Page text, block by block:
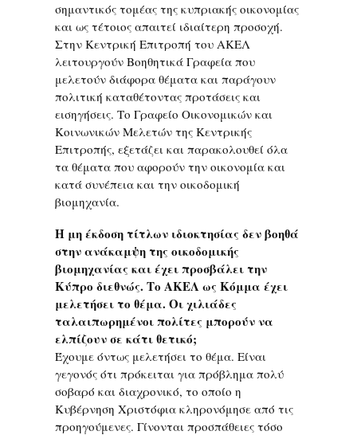
σημαντικός τομέας της κυπριακής οικονομίας
και ως τέτοιος απαιτεί ιδιαίτερη προσοχή.
Στην Κεντρική Επιτροπή του ΑΚΕΛ
λειτουργούν Βοηθητικά Γραφεία που
μελετούν διάφορα θέματα και παράγουν
πολιτική καταθέτοντας προτάσεις και
εισηγήσεις. Το Γραφείο Οικονομικών και
Κοινωνικών Μελετών της Κεντρικής
Επιτροπής, εξετάζει και παρακολουθεί όλα
τα θέματα που αφορούν την οικονομία και
κατά συνέπεια και την οικοδομική
βιομηχανία.
Η μη έκδοση τίτλων ιδιοκτησίας δεν βοηθά
στην ανάκαμψη της οικοδομικής
βιομηχανίας και έχει προσβάλει την
Κύπρο διεθνώς. Το ΑΚΕΛ ως Κόμμα έχει
μελετήσει το θέμα. Οι χιλιάδες
ταλαιπωρημένοι πολίτες μπορούν να
ελπίζουν σε κάτι θετικό;
Έχουμε όντως μελετήσει το θέμα. Είναι
γεγονός ότι πρόκειται για πρόβλημα πολύ
σοβαρό και διαχρονικό, το οποίο η
Κυβέρνηση Χριστόφια κληρονόμησε από τις
προηγούμενες. Γίνονται προσπάθειες τόσο